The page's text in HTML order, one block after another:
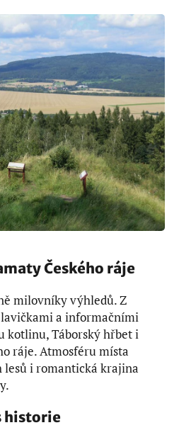
Českého ráje
milovníky výhledů. Z
a informačními
kotlinu, Táborský hřbet i
ráje. Atmosféru místa
i romantická krajina
historie